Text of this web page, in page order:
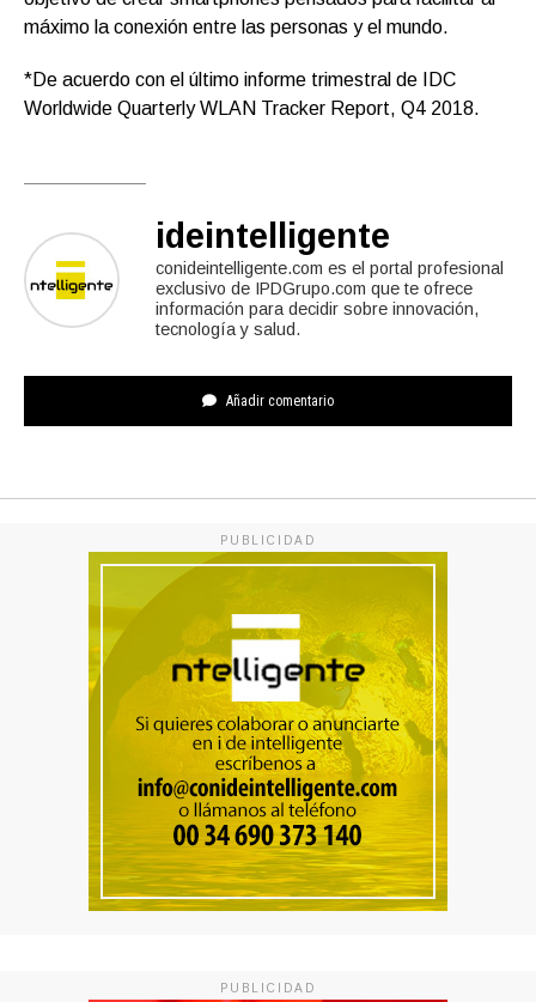
máximo la conexión entre las personas y el mundo.
*De acuerdo con el último informe trimestral de IDC
Worldwide Quarterly WLAN Tracker Report, Q4 2018.
ideintelligente
conideintelligente.com es el portal profesional
exclusivo de IPDGrupo.com que te ofrece
información para decidir sobre innovación,
tecnología y salud.
Añadir comentario
PUBLICIDAD
PUBLICIDAD